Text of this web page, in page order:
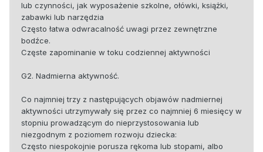
lub czynności, jak wyposażenie szkolne, ołówki, książki,
zabawki lub narzędzia
Często łatwa odwracalność uwagi przez zewnętrzne
bodźce.
Częste zapominanie w toku codziennej aktywności
G2. Nadmierna aktywność.
Co najmniej trzy z następujących objawów nadmiernej
aktywności utrzymywały się przez co najmniej 6 miesięcy w
stopniu prowadzącym do nieprzystosowania lub
niezgodnym z poziomem rozwoju dziecka:
Często niespokojnie porusza rękoma lub stopami, albo